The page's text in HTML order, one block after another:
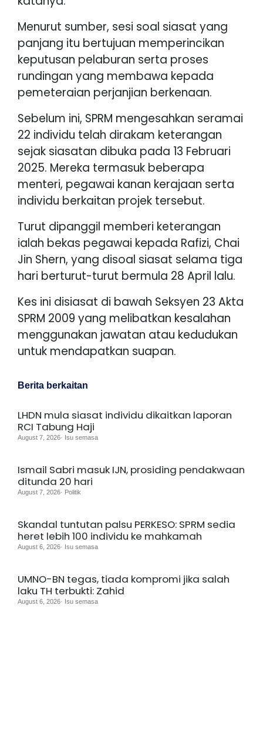
Menurut sumber, sesi soal siasat yang
panjang itu bertujuan memperincikan
keputusan pelaburan serta proses
rundingan yang membawa kepada
pemeteraian perjanjian berkenaan.
Sebelum ini, SPRM mengesahkan seramai
22 individu telah dirakam keterangan
sejak siasatan dibuka pada 13 Februari
2025. Mereka termasuk beberapa
menteri, pegawai kanan kerajaan serta
individu berkaitan projek tersebut.
Turut dipanggil memberi keterangan
ialah bekas pegawai kepada Rafizi, Chai
Jin Shern, yang disoal siasat selama tiga
hari berturut-turut bermula 28 April lalu.
Kes ini disiasat di bawah Seksyen 23 Akta
SPRM 2009 yang melibatkan kesalahan
menggunakan jawatan atau kedudukan
untuk mendapatkan suapan.
Berita berkaitan
LHDN mula siasat individu dikaitkan laporan
RCI Tabung Haji
August 7, 2026· Isu semasa
Ismail Sabri masuk IJN, prosiding pendakwaan
ditunda 20 hari
August 7, 2026· Politik
Skandal tuntutan palsu PERKESO: SPRM sedia
heret lebih 100 individu ke mahkamah
August 6, 2026· Isu semasa
UMNO-BN tegas, tiada kompromi jika salah
laku TH terbukti: Zahid
August 6, 2026· Isu semasa